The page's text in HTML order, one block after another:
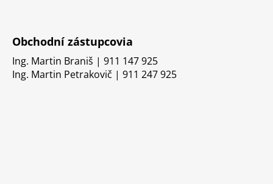
Obchodní zástupcovia
Ing. Martin Braniš | 911 147 925
Ing. Martin Petrakovič | 911 247 925